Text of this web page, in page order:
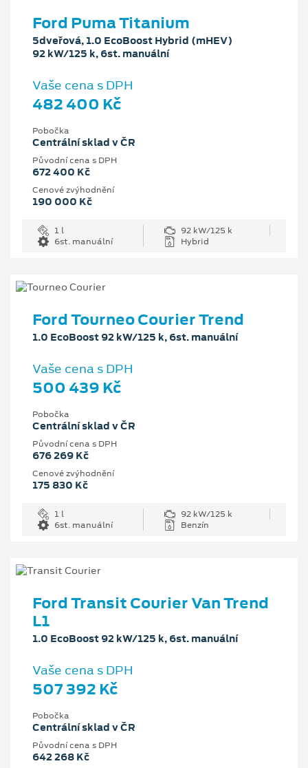
Ford Puma Titanium
5dveřová, 1.0 EcoBoost Hybrid (mHEV)
92 kW/125 k, 6st. manuální
Vaše cena s DPH
482 400 Kč
Pobočka
Centrální sklad v ČR
Původní cena s DPH
672 400 Kč
Cenové zvýhodnění
190 000 Kč
1 l
92 kW/125 k
6st. manuální
Hybrid
Ford Tourneo Courier Trend
1.0 EcoBoost 92 kW/125 k, 6st. manuální
Vaše cena s DPH
500 439 Kč
Pobočka
Centrální sklad v ČR
Původní cena s DPH
676 269 Kč
Cenové zvýhodnění
175 830 Kč
1 l
92 kW/125 k
6st. manuální
Benzín
Ford Transit Courier Van Trend
L1
1.0 EcoBoost 92 kW/125 k, 6st. manuální
Vaše cena s DPH
507 392 Kč
Pobočka
Centrální sklad v ČR
Původní cena s DPH
642 268 Kč